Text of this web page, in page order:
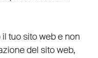
tuo sito web e non
del sito web,